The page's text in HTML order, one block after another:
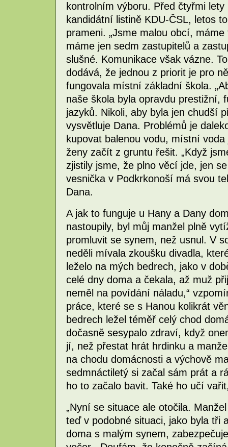
kontrolním výboru. Před čtyřmi
kandidátní listině KDU-ČSL, letos
prameni. „Jsme malou obcí,
máme jen sedm zastupitelů a
slušné. Komunikace však vázne.
dodává, že jednou z priorit je pro
fungovala místní základní škola.
naše škola byla opravdu prestižní,
jazyků. Nikoli, aby byla jen chudší
vysvětluje Dana. Problémů je
kupovat balenou vodu, místní
ženy začít z gruntu řešit. „Když
zjistily jsme, že plno věcí jde, jen
vesnička v Podkrkonoší má svou
Dana.
A jak to funguje u Hany a Dany
nastoupily, byl můj manžel plně
promluvit se synem, než usnul. V
neděli mívala zkoušku divadla,
leželo na mých bedrech, jako v
celé dny doma a čekala, až muž
neměl na povídání náladu,“
práce, které se s Hanou kolikrát
bedrech ležel téměř celý chod
dočasně sesypalo zdraví, když
jí, než přestat hrát hrdinku a
na chodu domácnosti a výchově
sedmnáctiletý si začal sám prát a
ho to začalo bavit. Také ho učí
„Nyní se situace ale otočila.
teď v podobné situaci, jako byla tři
doma s malým synem,